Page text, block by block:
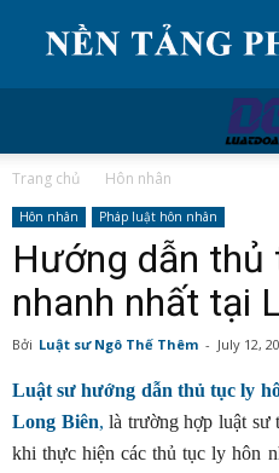
Trang chủ Hôn nhân
Hôn nhân Pháp luật hôn nhân
Hướng dẫn thủ
nhanh nhất tại
Bởi Luật sư Ngô Thế Thêm - July 12,
Luật sư hướng dẫn thủ tục ly
Long Biên, là trường hợp luật sư
khi thực hiện các thủ tục ly hôn